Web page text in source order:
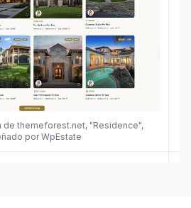
de themeforest.net, "Residence",
por WpEstate